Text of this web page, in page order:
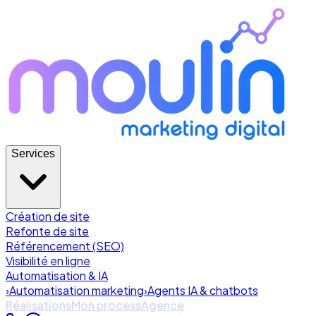
Services
Création de site
Refonte de site
Référencement (SEO)
Visibilité en ligne
Automatisation & IA
›Automatisation marketing›Agents IA & chatbots
RéalisationsMon processAgence